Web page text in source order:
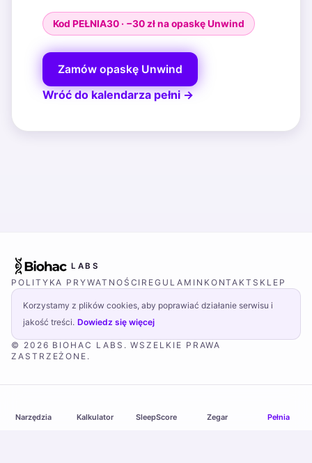
Kod PEŁNIA30 · −30 zł na opaskę Unwind
Zamów opaskę Unwind
Wróć do kalendarza pełni →
LABS
POLITYKA PRYWATNOŚCI REGULAMIN KONTAKT SKLEP
Korzystamy z plików cookies, aby poprawiać działanie serwisu i
jakość treści. Dowiedz się więcej
© 2026 BIOHAC LABS. WSZELKIE PRAWA
ZASTRZEŻONE.
Narzędzia Kalkulator SleepScore Zegar Pełnia